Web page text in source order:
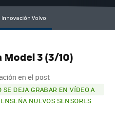
Innovación Volvo
Model 3 (3/10)
en el post
DEJA GRABAR EN VÍDEO A
NUEVOS SENSORES